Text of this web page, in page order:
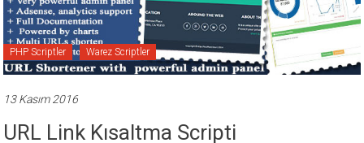
ücretli
temalar,
wordpress
temaları,
theme
PHP Scriptler Warez Scriptler
13 Kasım 2016
URL Link Kısaltma Scripti